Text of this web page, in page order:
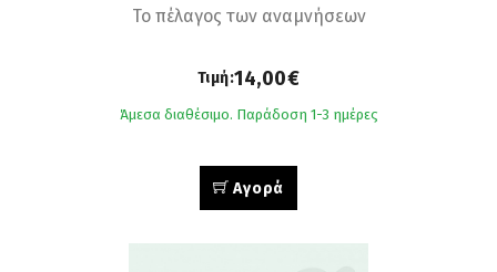
Το πέλαγος των αναµνήσεων
Τιμή:14,00€
Άμεσα διαθέσιμο. Παράδοση 1-3 ημέρες
Αγορά